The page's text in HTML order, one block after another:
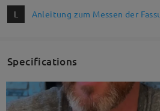
L Anleitung zum Messen der
Specifications